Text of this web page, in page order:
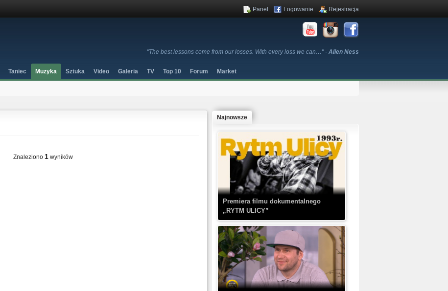
"The best lessons come from our losses. With every loss we can…" - Alien Ness
Panel Logowanie Rejestracja
Taniec Muzyka Sztuka Video Galeria TV Top 10 Forum Market
Znaleziono 1 wyników
Najnowsze
Premiera filmu dokumentalnego
„RYTM ULICY”